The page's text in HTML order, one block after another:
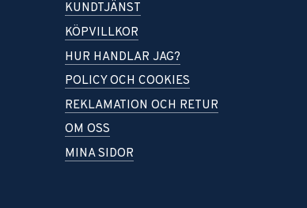
KUNDTJÄNST
KÖPVILLKOR
HUR HANDLAR JAG?
POLICY OCH COOKIES
REKLAMATION OCH RETUR
OM OSS
MINA SIDOR